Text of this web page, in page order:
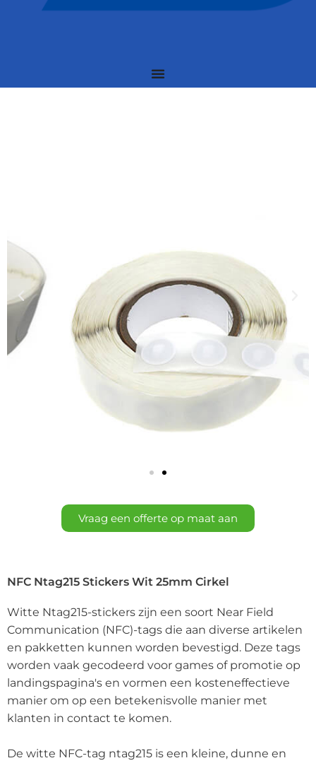
Vraag een offerte op maat aan
NFC Ntag215 Stickers Wit 25mm Cirkel
Witte Ntag215-stickers zijn een soort Near Field
Communication (NFC)-tags die aan diverse artikelen
en pakketten kunnen worden bevestigd. Deze tags
worden vaak gecodeerd voor games of promotie op
landingspagina's en vormen een kosteneffectieve
manier om op een betekenisvolle manier met
klanten in contact te komen.
De witte NFC-tag ntag215 is een kleine, dunne en